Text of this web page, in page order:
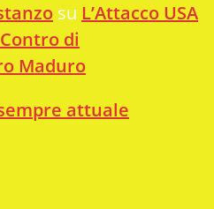
su L’Attacco USA
di
Maduro
attuale